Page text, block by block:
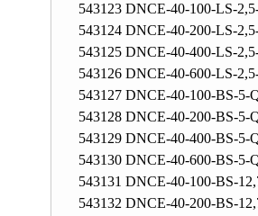
543123 DNCE-40-100-LS-
543124 DNCE-40-200-LS-
543125 DNCE-40-400-LS-
543126 DNCE-40-600-LS-
543127 DNCE-40-100-BS-5-
543128 DNCE-40-200-BS-5-
543129 DNCE-40-400-BS-5-
543130 DNCE-40-600-BS-5-
543131 DNCE-40-100-BS-
543132 DNCE-40-200-BS-